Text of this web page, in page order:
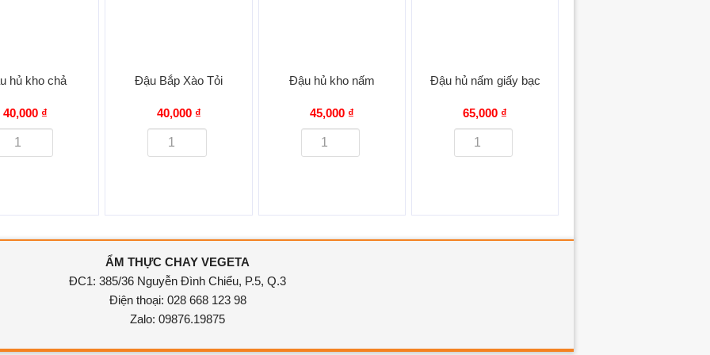
hủ kho chả
40,000 ₫
Đậu Bắp Xào Tỏi
40,000 ₫
Đậu hủ kho nấm
45,000 ₫
Đậu hủ nấm giấy bạc
65,000 ₫
ẨM THỰC CHAY VEGETA
ĐC1: 385/36 Nguyễn Đình Chiểu, P.5, Q.3
Điện thoại: 028 668 123 98
Zalo: 09876.19875